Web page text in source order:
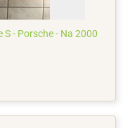
- Porsche - Na 2000